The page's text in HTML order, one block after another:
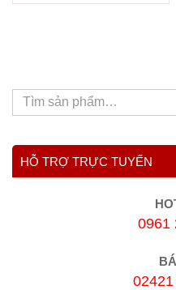
HỖ TRỢ TRỰC TUYẾN
0961